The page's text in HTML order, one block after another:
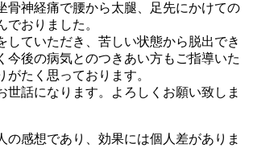
骨神経痛で腰から太腿、足先にかけての
でおりました。
していただき、苦しい状態から脱出でき
今後の病気とのつきあい方もご指導いた
がたく思っております。
世話になります。よろしくお願い致しま
の感想であり、効果には個人差がありま